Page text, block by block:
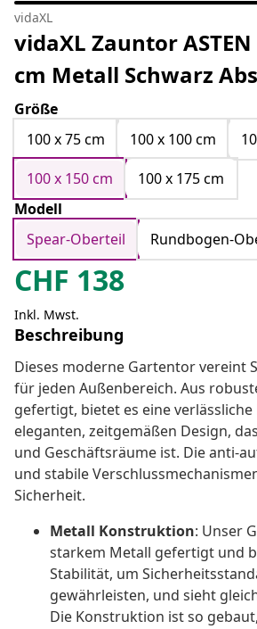
vidaXL
vidaXL Zauntor ASTEN
cm Metall Schwarz
Größe
100 x 75 cm
100 x 100 cm
100 x 150 cm
100 x 175 cm
Modell
Spear-Oberteil
Rundbogen-
CHF 138
Inkl. Mwst.
Beschreibung
Dieses moderne Gartentor vereint
für jeden Außenbereich. Aus
gefertigt, bietet es eine
eleganten, zeitgemäßen Design,
und Geschäftsräume ist. Die anti-
und stabile
Sicherheit.
Metall Konstruktion: Unser
starkem Metall gefertigt und
Stabilität, um
gewährleisten, und sieht
Die Konstruktion ist so